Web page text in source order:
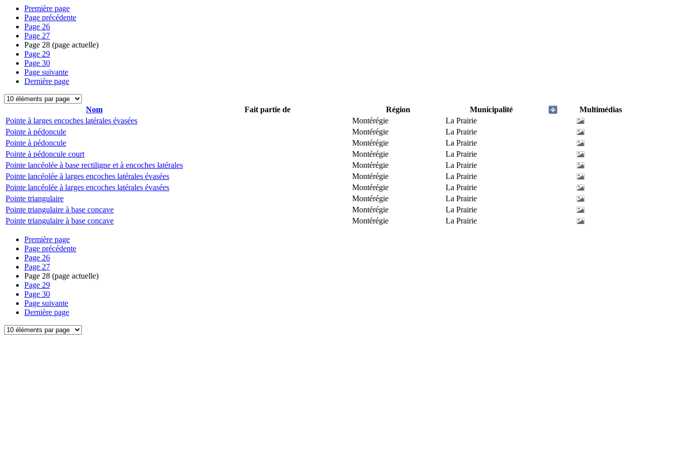
Première page
Page précédente
Page 26
Page 27
Page 28 (page actuelle)
Page 29
Page 30
Page suivante
Dernière page
Nom Fait partie de Région Municipalité
Multimédias
Pointe à larges encoches latérales évasées
Montérégie
La Prairie
Pointe à pédoncule
Montérégie
La Prairie
Pointe à pédoncule
Montérégie
La Prairie
Pointe à pédoncule court
Montérégie
La Prairie
Pointe lancéolée à base rectiligne et à encoches latérales
Montérégie
La Prairie
Pointe lancéolée à larges encoches latérales évasées
Montérégie
La Prairie
Pointe lancéolée à larges encoches latérales évasées
Montérégie
La Prairie
Pointe triangulaire
Montérégie
La Prairie
Pointe triangulaire à base concave
Montérégie
La Prairie
Pointe triangulaire à base concave
Montérégie La Prairie
Première page
Page précédente
Page 26
Page 27
Page 28 (page actuelle)
Page 29
Page 30
Page suivante
Dernière page